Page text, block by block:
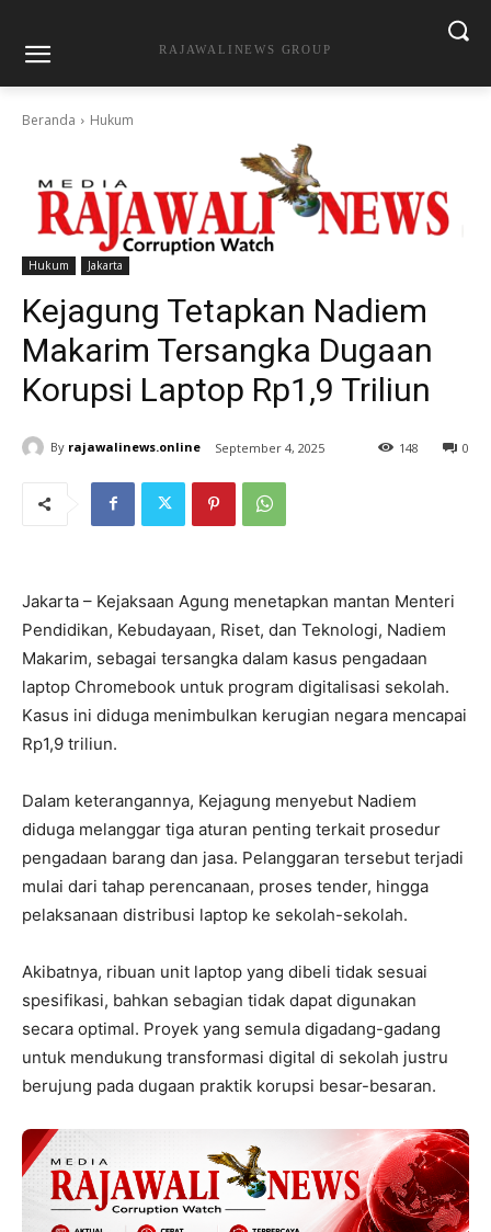
RAJAWALINEWS GROUP
Beranda Hukum
Hukum Jakarta
Kejagung Tetapkan Nadiem
Makarim Tersangka Dugaan
Korupsi Laptop Rp1,9 Triliun
By rajawalinews.online September 4, 2025 0
148
Jakarta – Kejaksaan Agung menetapkan mantan Menteri
Pendidikan, Kebudayaan, Riset, dan Teknologi, Nadiem
Makarim, sebagai tersangka dalam kasus pengadaan
laptop Chromebook untuk program digitalisasi sekolah.
Kasus ini diduga menimbulkan kerugian negara mencapai
Rp1,9 triliun.
Dalam keterangannya, Kejagung menyebut Nadiem
diduga melanggar tiga aturan penting terkait prosedur
pengadaan barang dan jasa. Pelanggaran tersebut terjadi
mulai dari tahap perencanaan, proses tender, hingga
pelaksanaan distribusi laptop ke sekolah-sekolah.
Akibatnya, ribuan unit laptop yang dibeli tidak sesuai
spesifikasi, bahkan sebagian tidak dapat digunakan
secara optimal. Proyek yang semula digadang-gadang
untuk mendukung transformasi digital di sekolah justru
berujung pada dugaan praktik korupsi besar-besaran.